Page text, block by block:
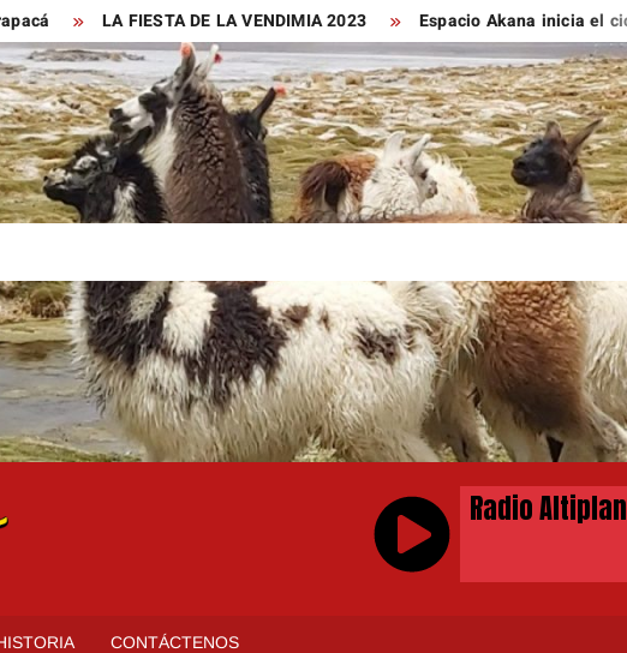
LA FIESTA DE LA VENDIMIA 2023 Espacio Akana inicia el ciclo
RADIOALTIPLANO
CONTÁCTENOS